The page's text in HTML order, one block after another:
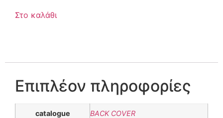
Στο καλάθι
Επιπλέον πληροφορίες
catalogue BACK COVER